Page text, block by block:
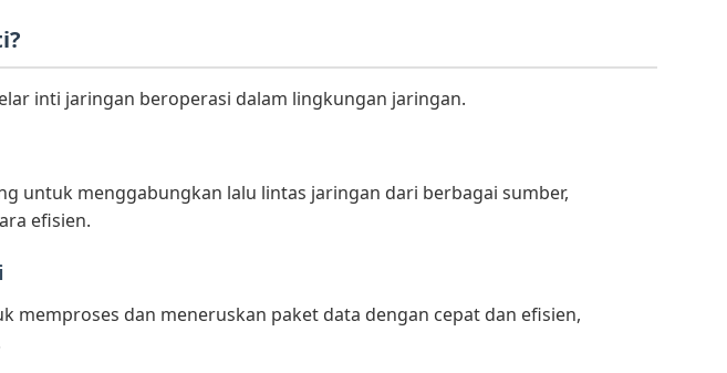
inti jaringan beroperasi dalam lingkungan jaringan.
untuk menggabungkan lalu lintas jaringan dari berbagai sumber,
efisien.
memproses dan meneruskan paket data dengan cepat dan efisien,